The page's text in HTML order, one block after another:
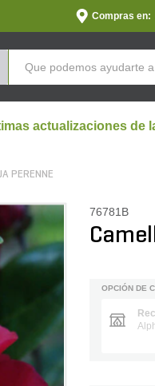
Compras en:
actualizaciones
PERENNE
76781B
OPCIÓN DE